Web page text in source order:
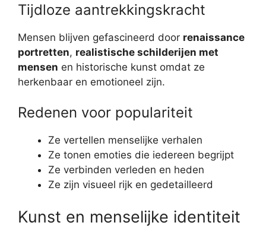
Tijdloze aantrekkingskracht
Mensen blijven gefascineerd door renaissance
portretten, realistische schilderijen met
mensen en historische kunst omdat ze
herkenbaar en emotioneel zijn.
Redenen voor populariteit
Ze vertellen menselijke verhalen
Ze tonen emoties die iedereen begrijpt
Ze verbinden verleden en heden
Ze zijn visueel rijk en gedetailleerd
Kunst en menselijke identiteit